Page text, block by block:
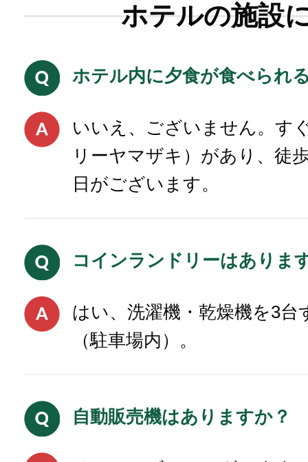
ホテルの施設
ホテル内に夕食が食べられ
いいえ、ございません。す
リーヤマザキ）があり、徒
日がございます。
コインランドリーはありま
はい、洗濯機・乾燥機を3
（駐車場内）。
自動販売機はありますか？